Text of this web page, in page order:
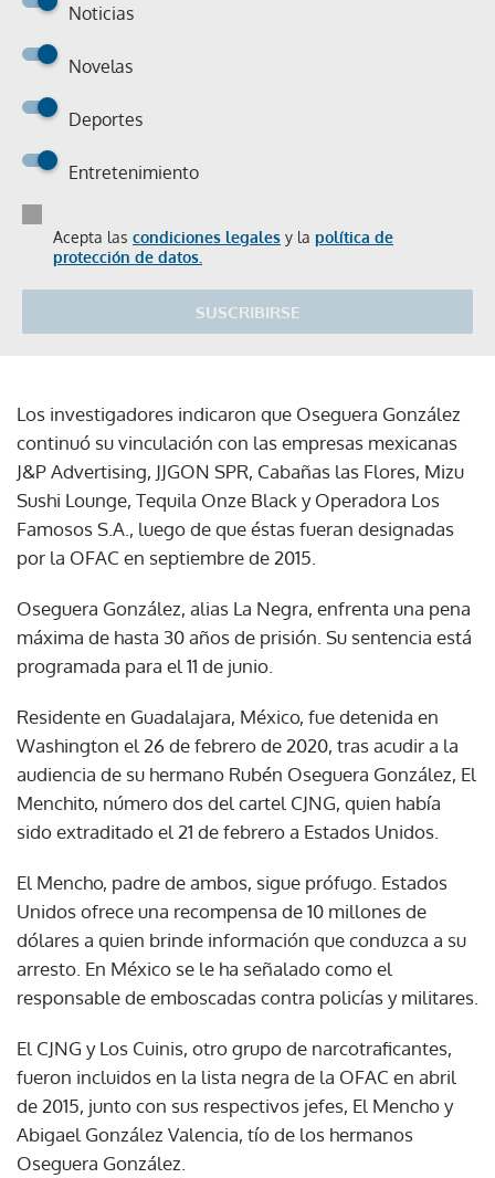
Noticias
Novelas
Deportes
Entretenimiento
Acepta las condiciones legales y la política de
protección de datos.
SUSCRIBIRSE
Los investigadores indicaron que Oseguera González
continuó su vinculación con las empresas mexicanas
J&P Advertising, JJGON SPR, Cabañas las Flores, Mizu
Sushi Lounge, Tequila Onze Black y Operadora Los
Famosos S.A., luego de que éstas fueran designadas
por la OFAC en septiembre de 2015.
Oseguera González, alias La Negra, enfrenta una pena
máxima de hasta 30 años de prisión. Su sentencia está
programada para el 11 de junio.
Residente en Guadalajara, México, fue detenida en
Washington el 26 de febrero de 2020, tras acudir a la
audiencia de su hermano Rubén Oseguera González, El
Menchito, número dos del cartel CJNG, quien había
sido extraditado el 21 de febrero a Estados Unidos.
El Mencho, padre de ambos, sigue prófugo. Estados
Unidos ofrece una recompensa de 10 millones de
dólares a quien brinde información que conduzca a su
arresto. En México se le ha señalado como el
responsable de emboscadas contra policías y militares.
El CJNG y Los Cuinis, otro grupo de narcotraficantes,
fueron incluidos en la lista negra de la OFAC en abril
de 2015, junto con sus respectivos jefes, El Mencho y
Abigael González Valencia, tío de los hermanos
Oseguera González.